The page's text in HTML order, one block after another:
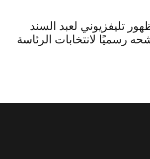
تليفزيوني لعبد السند
رسميًا لانتخابات الرئاسة